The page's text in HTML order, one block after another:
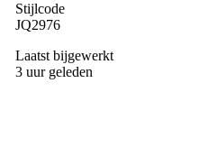
Stijlcode
JQ2976
Laatst bijgewerkt
3 uur geleden